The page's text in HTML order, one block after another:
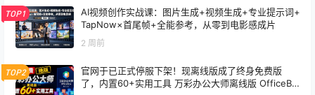
TOP1
AI视频创作实战课：图片生成+视频生成+专业提示词+
TapNow×首尾帧+全能参考，从零到电影感成片
2 周前
TOP2
官网于已正式停服下架！现离线版成了终身免费版
了，内置60+实用工具 万彩办公大师离线版 OfficeBo